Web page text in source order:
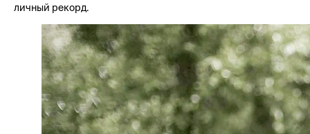
личный рекорд.